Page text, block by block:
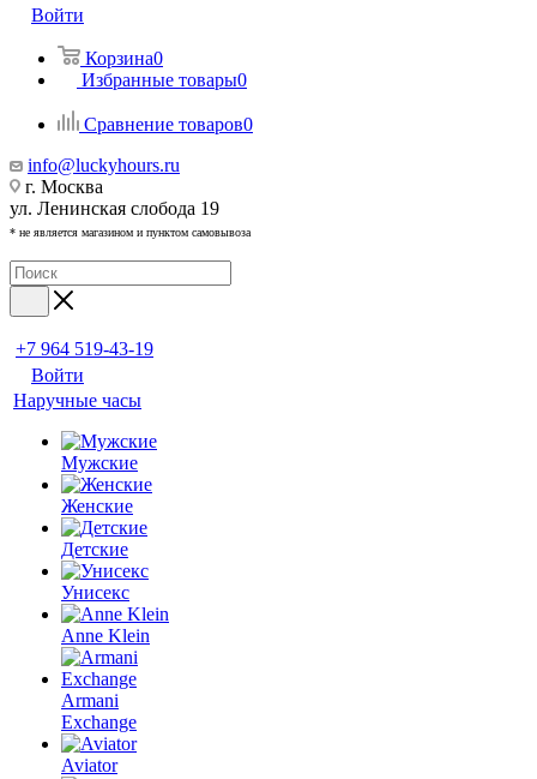
Войти
Корзина0
Избранные товары0
Сравнение товаров0
info@luckyhours.ru
г. Москва
ул. Ленинская слобода 19
* не является магазином и пунктом самовывоза
+7 964 519-43-19
Войти
Наручные часы
Мужские
Женские
Детские
Унисекс
Anne Klein
Armani
Exchange
Aviator